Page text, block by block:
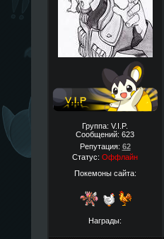
Группа: V.I.P.
Сообщений: 623
Репутация: 62
Статус: Оффлайн
Покемоны сайта:
Награды: